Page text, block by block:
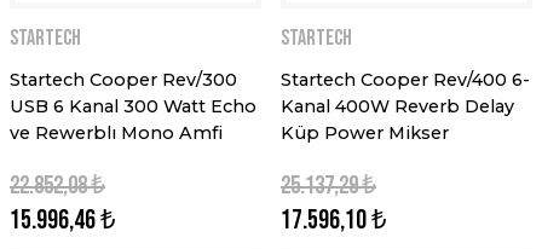
STARTECH
Startech Cooper Rev/300
USB 6 Kanal 300 Watt Echo
ve Rewerblı Mono Amfi
15.996,46 ₺
22.852,08 ₺
STARTECH
Startech Cooper Rev/400 6-
Kanal 400W Reverb Delay
Küp Power Mikser
17.596,10 ₺
25.137,29 ₺